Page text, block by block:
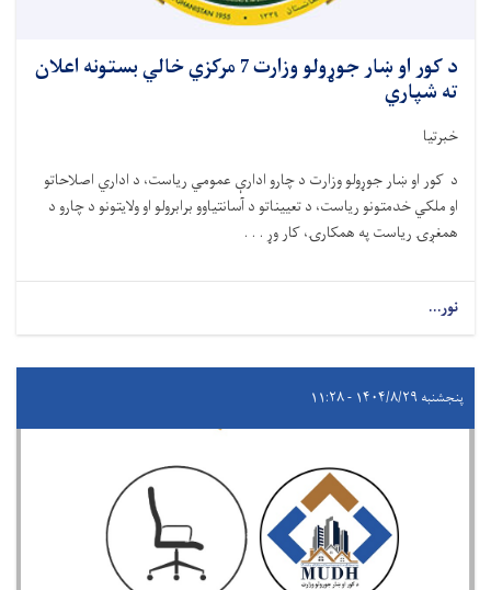
د کور او ښار جوړولو وزارت 7 مرکزي خالي بستونه اعلان
ته شپاري
خبرتیا
د کور او ښار جوړولو وزارت د چارو ادارې عمومي ریاست، د اداري اصلاحاتو
او ملکي خدمتونو ریاست، د تعییناتو د آسانتیاوو برابرولو او ولایتونو د چارو د
همغږۍ ریاست په همکارۍ، کار وړ . . .
نور...
پنجشنبه ۱۴۰۴/۸/۲۹ - ۱۱:۲۸